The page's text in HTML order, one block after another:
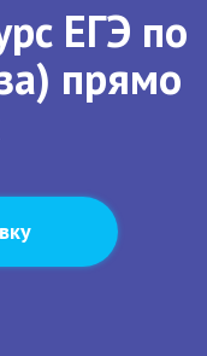
ЕГЭ по
прямо